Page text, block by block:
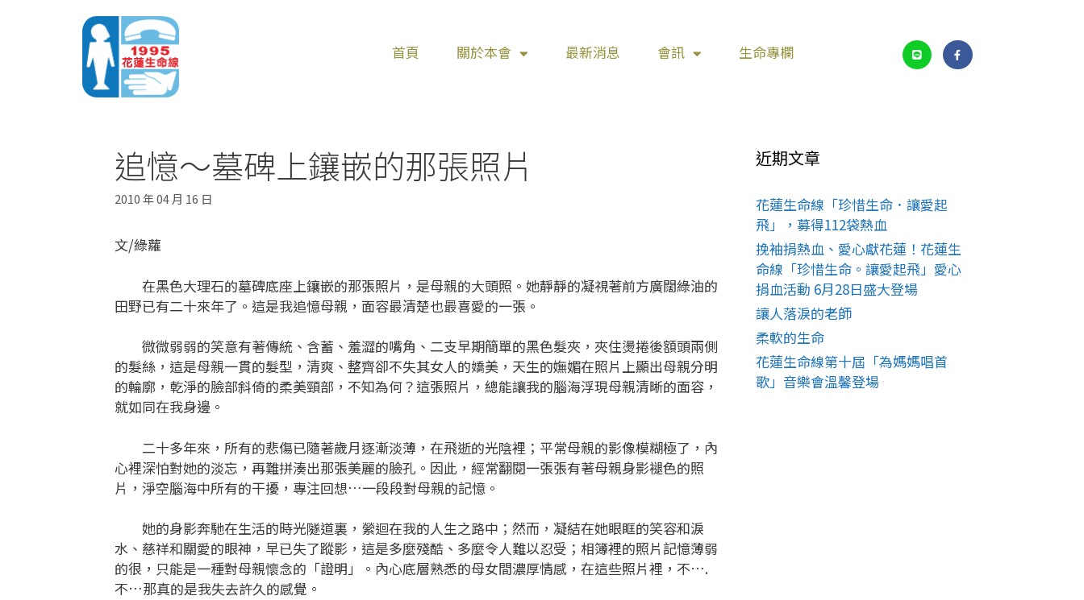
首頁 關於本會 最新消息 會訊 生命專欄
追憶～墓碑上鑲嵌的那張照片
2010 年 04 月 16 日
文/綠蘿
在黑色大理石的墓碑底座上鑲嵌的那張照片，是母親的大頭照。她靜靜的凝視著前方廣闊綠油的
田野已有二十來年了。這是我追憶母親，面容最清楚也最喜愛的一張。
微微弱弱的笑意有著傳統、含蓄、羞澀的嘴角、二支早期簡單的黑色髮夾，夾住燙捲後額頭兩側
的髮絲，這是母親一貫的髮型，清爽、整齊卻不失其女人的嬌美，天生的嫵媚在照片上顯出母親分明
的輪廓，乾淨的臉部斜倚的柔美頸部，不知為何？這張照片，總能讓我的腦海浮現母親清晰的面容，
就如同在我身邊。
二十多年來，所有的悲傷已隨著歲月逐漸淡薄，在飛逝的光陰裡；平常母親的影像模糊極了，內
心裡深怕對她的淡忘，再難拼湊出那張美麗的臉孔。因此，經常翻閱一張張有著母親身影褪色的照
片，淨空腦海中所有的干擾，專注回想…一段段對母親的記憶。
她的身影奔馳在生活的時光隧道裏，縈迴在我的人生之路中；然而，凝結在她眼眶的笑容和淚
水、慈祥和關愛的眼神，早已失了蹤影，這是多麼殘酷、多麼令人難以忍受；相簿裡的照片記憶薄弱
的很，只能是一種對母親懷念的「證明」。內心底層熟悉的母女間濃厚情感，在這些照片裡，不….
不…那真的是我失去許久的感覺。
近期文章
花蓮生命線「珍惜生命．讓愛起
飛」，募得112袋熱血
挽袖捐熱血、愛心獻花蓮！花蓮生
命線「珍惜生命。讓愛起飛」愛心
捐血活動 6月28日盛大登場
讓人落淚的老師
柔軟的生命
花蓮生命線第十屆「為媽媽唱首
歌」音樂會溫馨登場